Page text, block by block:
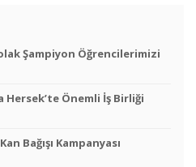
Şampiyon Öğrencilerimizi
Önemli İş Birliği
Bağışı Kampanyası